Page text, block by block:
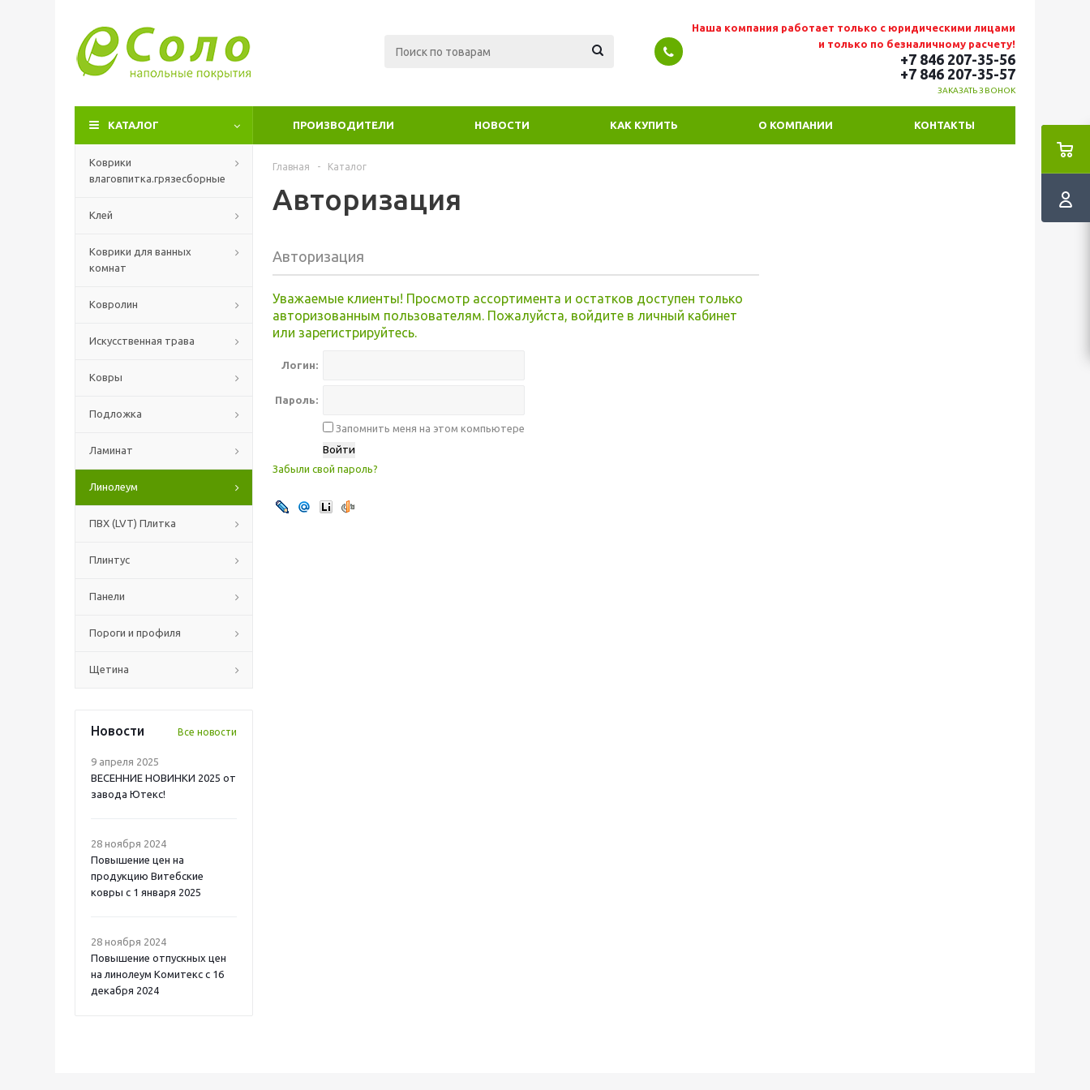
Наша компания работает только с юридическими лицами
и только по безналичному расчету!
+7 846 207-35-56
+7 846 207-35-57
ЗАКАЗАТЬ ЗВОНОК
КАТАЛОГ ПРОИЗВОДИТЕЛИ НОВОСТИ КАК КУПИТЬ О КОМПАНИИ КОНТАКТЫ
Коврики
влаговпитка.грязесборные
Клей
Коврики для ванных
комнат
Ковролин
Искусственная трава
Ковры
Подложка
Ламинат
Линолеум
ПВХ (LVT) Плитка
Плинтус
Панели
Пороги и профиля
Щетина
Новости Все новости
9 апреля 2025
ВЕСЕННИЕ НОВИНКИ 2025 от
завода Ютекс!
28 ноября 2024
Повышение цен на
продукцию Витебские
ковры с 1 января 2025
28 ноября 2024
Повышение отпускных цен
на линолеум Комитекс с 16
декабря 2024
Главная - Каталог
Авторизация
Авторизация
Уважаемые клиенты! Просмотр ассортимента и остатков доступен только
авторизованным пользователям. Пожалуйста, войдите в личный кабинет
или зарегистрируйтесь.
Логин:
Пароль:
Запомнить меня на этом компьютере
Забыли свой пароль?